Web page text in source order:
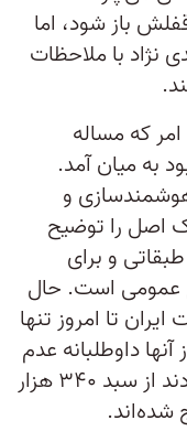
قفلش باز شود، اما
با ملاحظات
که مساله
به میان آمد.
و
اصل را توضیح
و برای
عمومی است. حال
تا امروز تنها
از آنها داوطلبانه عدم
تمایل به دریافت یارانه را اعلام نمودند از سبد ۳۴۰ هزار
شده‌اند.